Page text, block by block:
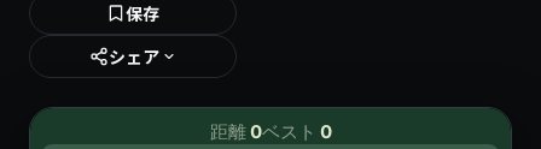
保存
シェア